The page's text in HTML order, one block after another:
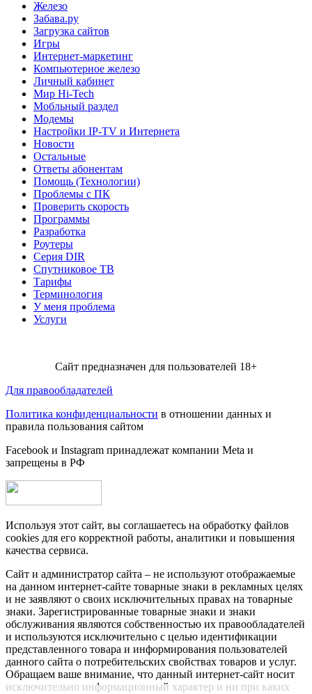
Железо
Забава.ру
Загрузка сайтов
Игры
Интернет-маркетинг
Компьютерное железо
Личный кабинет
Мир Hi-Tech
Мобльный раздел
Модемы
Настройки IP-TV и Интернета
Новости
Остальные
Ответы абонентам
Помощь (Технологии)
Проблемы с ПК
Проверить скорость
Программы
Разработка
Роутеры
Серия DIR
Спутниковое ТВ
Тарифы
Терминология
У меня проблема
Услуги
Сайт предназначен для пользователей 18+
Для правообладателей
Политика конфиденциальности в отношении данных и
правила пользования сайтом
Facebook и Instagram принадлежат компании Metа и
запрещены в РФ
Используя этот сайт, вы соглашаетесь на обработку файлов
cookies для его корректной работы, аналитики и повышения
качества сервиса.
Сайт и администратор сайта – не используют отображаемые
на данном интернет-сайте товарные знаки в рекламных целях
и не заявляют о своих исключительных правах на товарные
знаки. Зарегистрированные товарные знаки и знаки
обслуживания являются собственностью их правообладателей
и используются исключительно с целью идентификации
представленного товара и информирования пользователей
данного сайта о потребительских свойствах товаров и услуг.
Обращаем ваше внимание, что данный интернет-сайт носит
исключительно информационный характер и ни при каких